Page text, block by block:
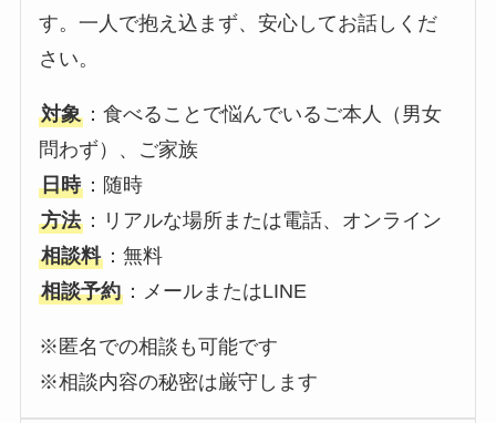
す。一人で抱え込まず、安心してお話しくだ
さい。
対象 ：食べることで悩んでいるご本人（男女
問わず）、ご家族
日時 ：随時
方法 ：リアルな場所または電話、オンライン
相談料 ：無料
相談予約 ：メールまたはLINE
※匿名での相談も可能です
※相談内容の秘密は厳守します